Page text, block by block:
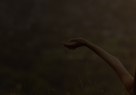
Pacotes de Férias